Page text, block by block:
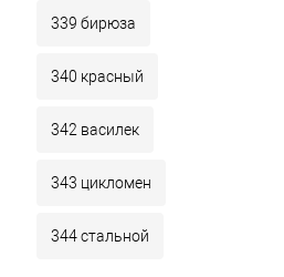
339 бирюза
340 красный
342 василек
343 цикломен
344 стальной